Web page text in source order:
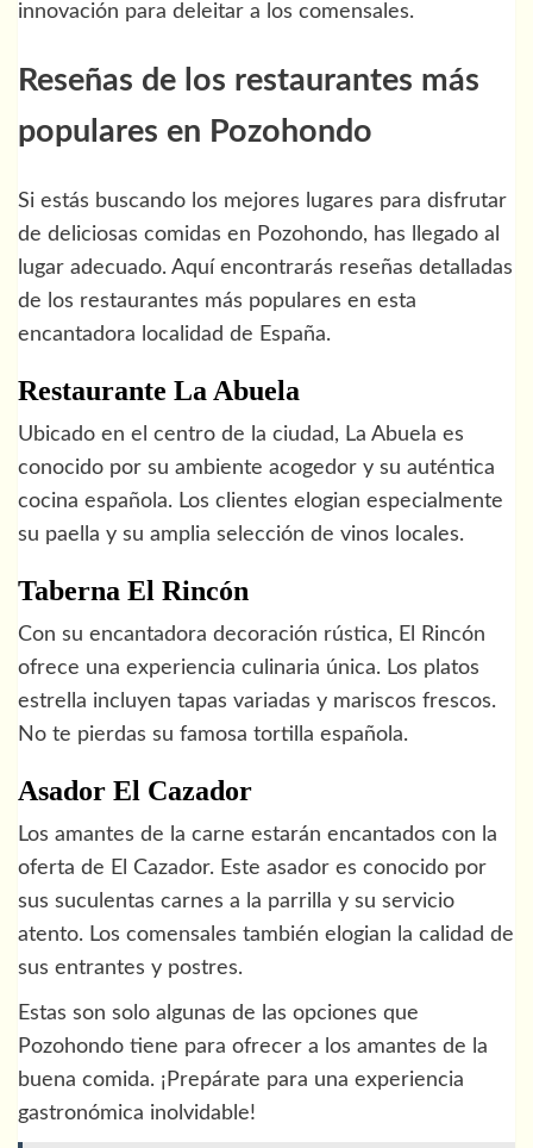
innovación para deleitar a los comensales.
Reseñas de los restaurantes más
populares en Pozohondo
Si estás buscando los mejores lugares para disfrutar
de deliciosas comidas en Pozohondo, has llegado al
lugar adecuado. Aquí encontrarás reseñas detalladas
de los restaurantes más populares en esta
encantadora localidad de España.
Restaurante La Abuela
Ubicado en el centro de la ciudad, La Abuela es
conocido por su ambiente acogedor y su auténtica
cocina española. Los clientes elogian especialmente
su paella y su amplia selección de vinos locales.
Taberna El Rincón
Con su encantadora decoración rústica, El Rincón
ofrece una experiencia culinaria única. Los platos
estrella incluyen tapas variadas y mariscos frescos.
No te pierdas su famosa tortilla española.
Asador El Cazador
Los amantes de la carne estarán encantados con la
oferta de El Cazador. Este asador es conocido por
sus suculentas carnes a la parrilla y su servicio
atento. Los comensales también elogian la calidad de
sus entrantes y postres.
Estas son solo algunas de las opciones que
Pozohondo tiene para ofrecer a los amantes de la
buena comida. ¡Prepárate para una experiencia
gastronómica inolvidable!